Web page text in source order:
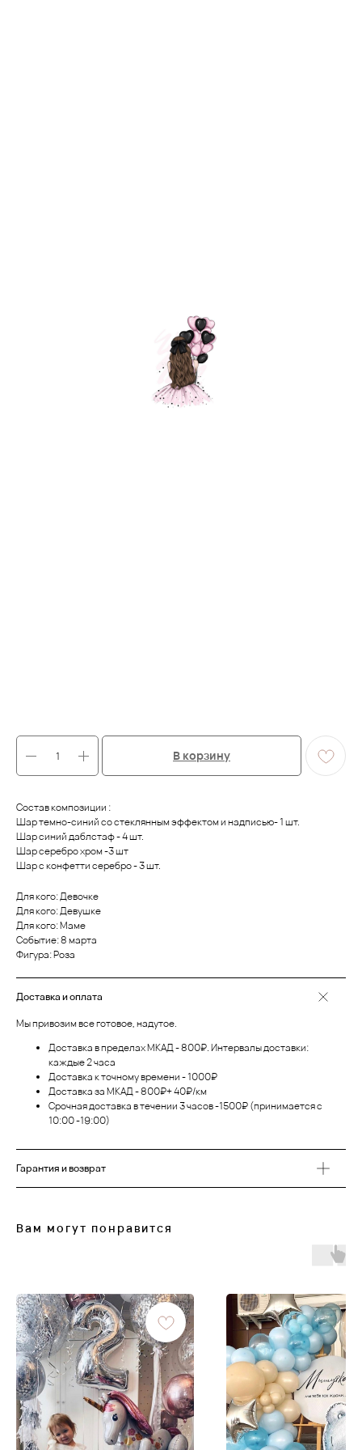
В корзину
Состав композиции :
Шар темно-синий со стеклянным эффектом и надписью- 1 шт.
Шар синий даблстаф - 4 шт.
Шар серебро хром -3 шт
Шар с конфетти серебро - 3 шт.
Для кого: Девочке
Для кого: Девушке
Для кого: Маме
Событие: 8 марта
Фигура: Роза
Доставка и оплата
Мы привозим все готовое, надутое.
Доставка в пределах МКАД - 800₽. Интервалы доставки:
каждые 2 часа
Доставка к точному времени - 1000₽
Доставка за МКАД - 800₽+ 40₽/км
Срочная доставка в течении 3 часов -1500₽ (принимается с
10:00 -19:00)
Гарантия и возврат
Вам могут понравится